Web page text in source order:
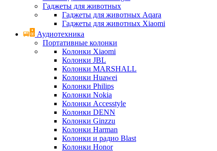
Гаджеты для животных
Гаджеты для животных Aqara
Гаджеты для животных Xiaomi
Аудиотехника
Портативные колонки
Колонки Xiaomi
Колонки JBL
Колонки MARSHALL
Колонки Huawei
Колонки Philips
Колонки Nokia
Колонки Accesstyle
Колонки DENN
Колонки Ginzzu
Колонки Harman
Колонки и радио Blast
Колонки Honor